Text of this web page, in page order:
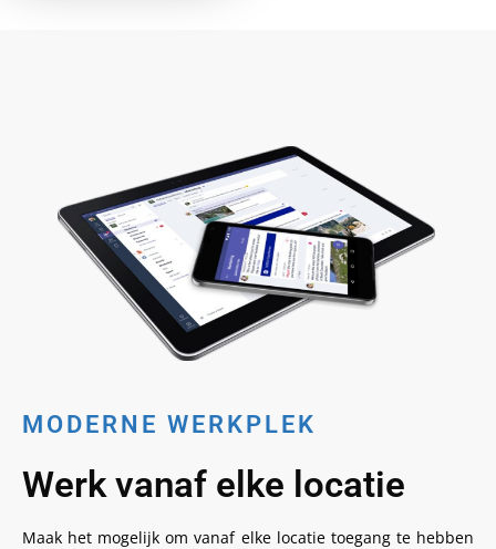
MODERNE WERKPLEK
Werk vanaf elke locatie
Maak het mogelijk om vanaf elke locatie toegang te hebben